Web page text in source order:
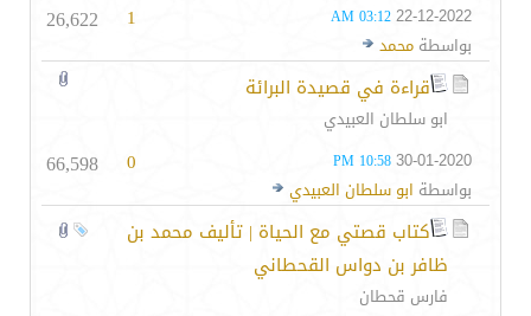
22-12-2022
03:12 AM
بواسطة محمد
1
26,622
قراءة في قصيدة البرائة
ابو سلطان العبيدي
30-01-2020
10:58 PM
بواسطة ابو سلطان العبيدي
0
66,598
كتاب قصتي مع الحياة | تأليف محمد بن
ظافر بن دواس القحطاني
فارس قحطان